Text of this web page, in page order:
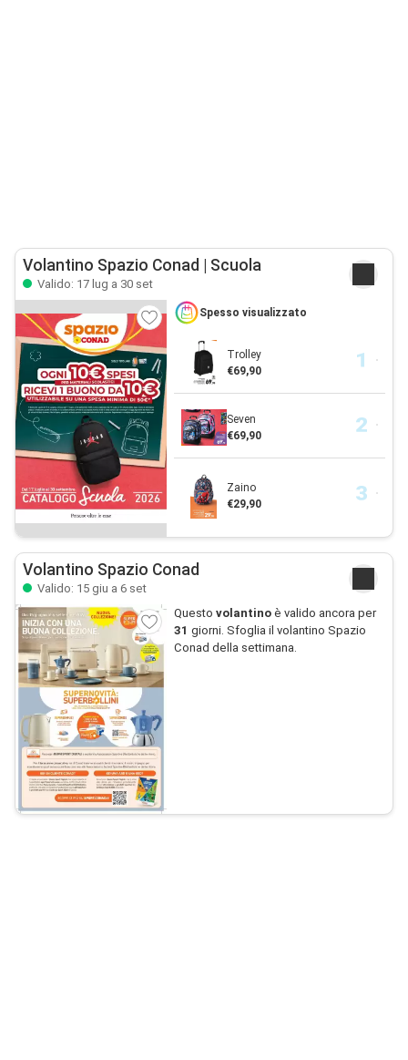
Volantino Spazio Conad | Scuola
Valido: 17 lug a 30 set
Spesso visualizzato
Trolley
€69,90
Seven
€69,90
Zaino
€29,90
Volantino Spazio Conad
Valido: 15 giu a 6 set
Questo volantinoè valido ancora per
31 giorni. Sfoglia il volantino Spazio
Conad della settimana.